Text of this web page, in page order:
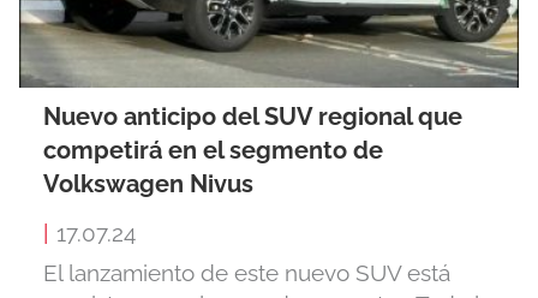
Nuevo anticipo del SUV regional que
competirá en el segmento de
Volkswagen Nivus
17.07.24
El lanzamiento de este nuevo SUV está